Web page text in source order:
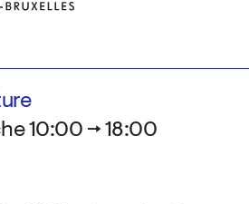
10:00 → 18:00